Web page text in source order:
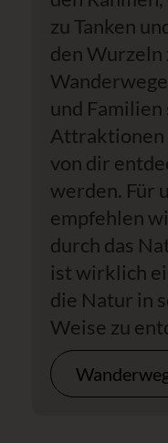
zu Tanken
den Wurzeln
und
Attraktionen
von dir
werden. Für
empfehlen
durch das
ist wirklich
die Natur in
Weise zu